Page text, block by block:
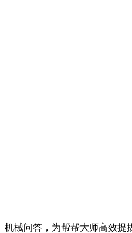
机械问答，为帮帮大师高效提